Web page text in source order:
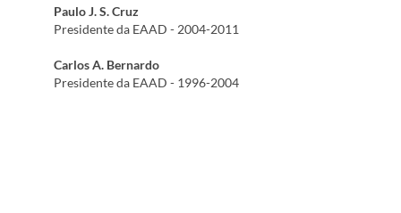
Paulo J. S. Cruz
Presidente da EAAD - 2004-2011
Carlos A. Bernardo
Presidente da EAAD - 1996-2004